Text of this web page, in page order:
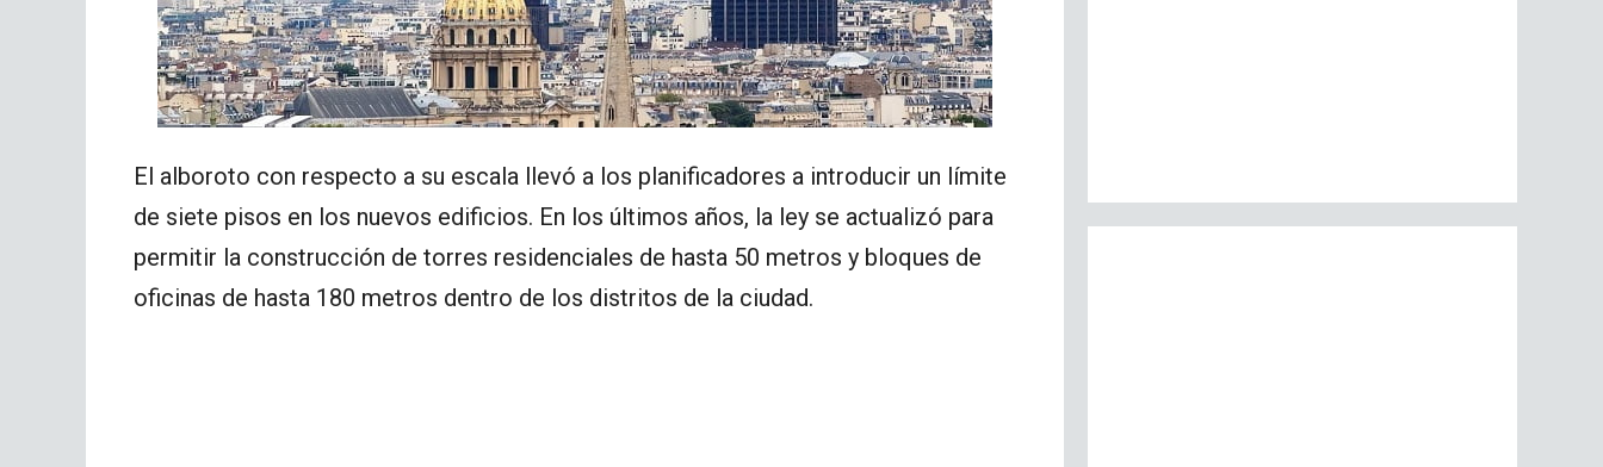
El alboroto con respecto a su escala llevó a los planificadores a introducir un límite
de siete pisos en los nuevos edificios. En los últimos años, la ley se actualizó para
permitir la construcción de torres residenciales de hasta 50 metros y bloques de
oficinas de hasta 180 metros dentro de los distritos de la ciudad.